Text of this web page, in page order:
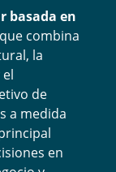
basada en
que combina
la
de
a medida
en